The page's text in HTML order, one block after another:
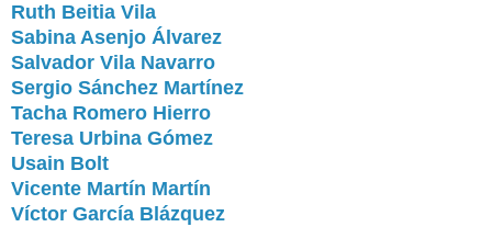
Ruth Beitia Vila
Sabina Asenjo Álvarez
Salvador Vila Navarro
Sergio Sánchez Martínez
Tacha Romero Hierro
Teresa Urbina Gómez
Usain Bolt
Vicente Martín Martín
Víctor García Blázquez